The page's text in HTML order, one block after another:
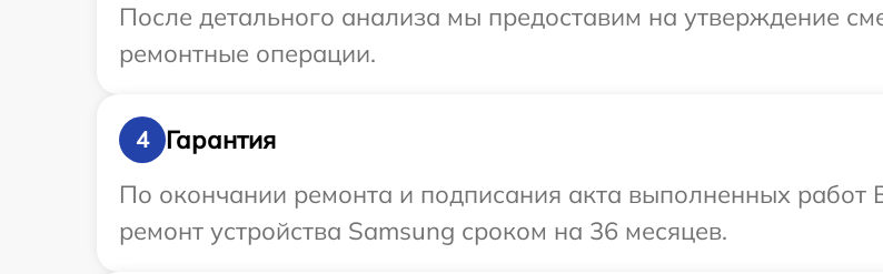
После детального анализа мы предоставим на утверждение
ремонтные операции.
4
Гарантия
По окончании ремонта и подписания акта выполненных
ремонт устройства Samsung сроком на 36 месяцев.